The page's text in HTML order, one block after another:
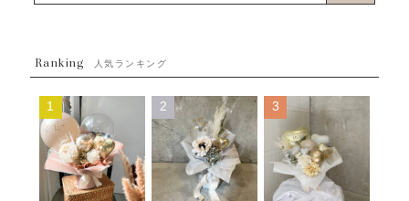
ブーケタイプバルーン
ムーンリットバルーン
コンフェッティバルーン
フリンジバルーン
デコレーションセット
開店・周年祝い
発表会・劇場
その他お祝い
発送について
Q&A
メッセージカード・電報について
オーダーメイドについて
Ranking 人気ランキング
1 2 3